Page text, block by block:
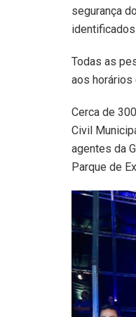
segurança
Todas as
aos horários
Cerca de
Civil
agentes da
Parque de